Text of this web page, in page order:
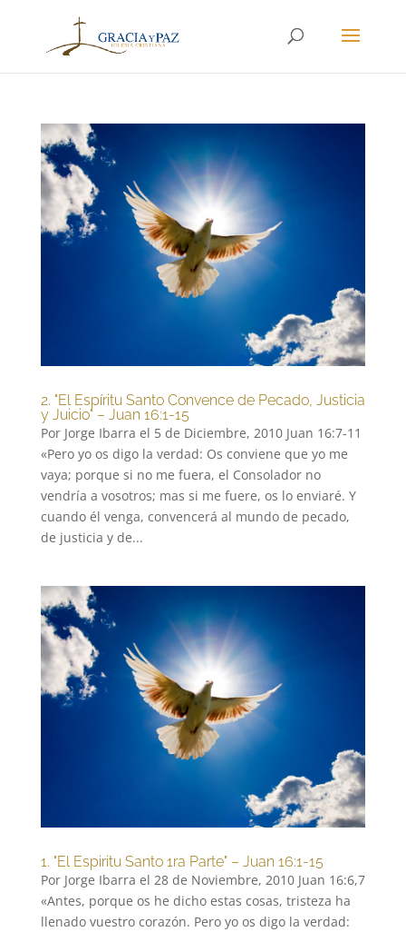
2. "El Espíritu Santo Convence de Pecado, Justicia
y Juicio" – Juan 16:1-15
Por Jorge Ibarra el 5 de Diciembre, 2010 Juan 16:7-11
«Pero yo os digo la verdad: Os conviene que yo me
vaya; porque si no me fuera, el Consolador no
vendría a vosotros; mas si me fuere, os lo enviaré. Y
cuando él venga, convencerá al mundo de pecado,
de justicia y de...
1. "El Espiritu Santo 1ra Parte" – Juan 16:1-15
Por Jorge Ibarra el 28 de Noviembre, 2010 Juan 16:6,7
«Antes, porque os he dicho estas cosas, tristeza ha
llenado vuestro corazón. Pero yo os digo la verdad: